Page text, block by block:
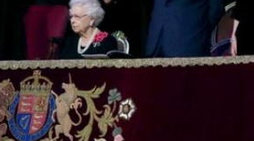
App runterladen
Team
Redaktionelle Richtlinien
Impressum